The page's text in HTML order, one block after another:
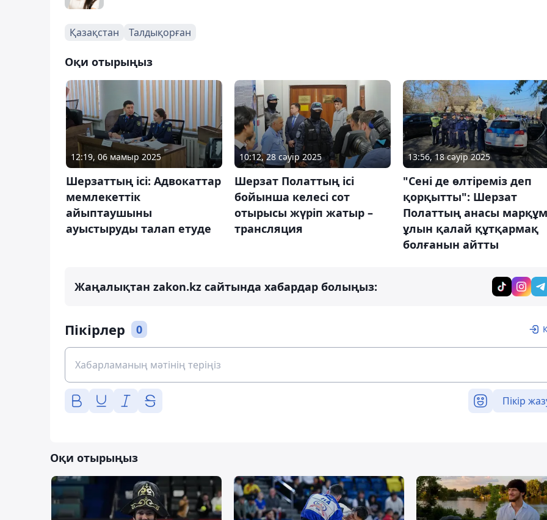
Қазақстан Талдықорған
Оқи отырыңыз
12:19, 06 мамыр 2025
Шерзаттың ісі: Адвокаттар
мемлекеттік
айыптаушыны
ауыстыруды талап етуде
10:12, 28 сәуір 2025
Шерзат Полаттың ісі
бойынша келесі сот
отырысы жүріп жатыр –
трансляция
13:56, 18 сәуір 2025
"Сені де өлтіреміз деп
қорқытты": Шерзат
Полаттың анасы марқұм
ұлын қалай құтқармақ
болғанын айтты
Жаңалықтан zakon.kz сайтында хабардар болыңыз:
Пікірлер 0
Пікір
Оқи отырыңыз